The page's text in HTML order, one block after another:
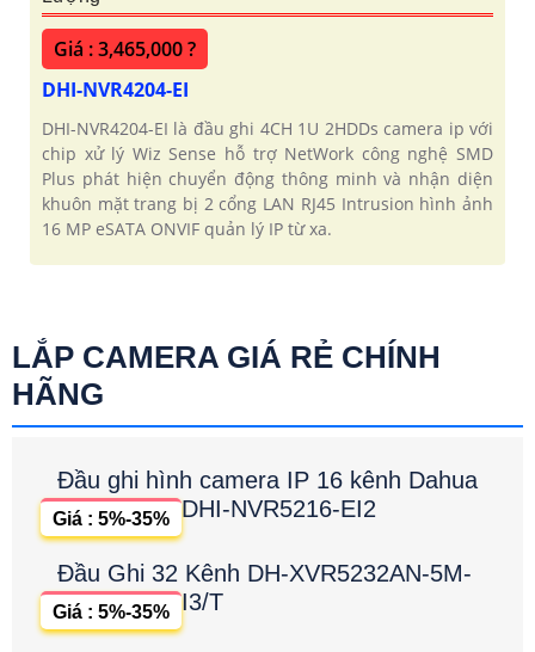
Giá : 3,465,000 ?
DHI-NVR4204-EI
DHI-NVR4204-EI là đầu ghi 4CH 1U 2HDDs camera ip với
chip xử lý Wiz Sense hỗ trợ NetWork công nghệ SMD
Plus phát hiện chuyển động thông minh và nhận diện
khuôn mặt trang bị 2 cổng LAN RJ45 Intrusion hình ảnh
16 MP eSATA ONVIF quản lý IP từ xa.
LẮP CAMERA GIÁ RẺ CHÍNH
HÃNG
Đầu ghi hình camera IP 16 kênh Dahua
DHI-NVR5216-EI2
Giá : 5%-35%
Đầu Ghi 32 Kênh DH-XVR5232AN-5M-
I3/T
Giá : 5%-35%